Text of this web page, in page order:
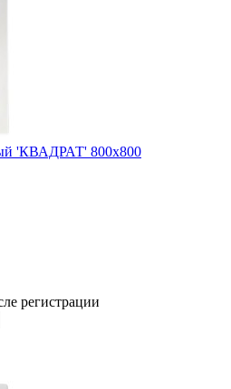
'КВАДРАТ' 800х800
регистрации